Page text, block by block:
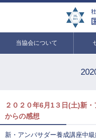
当協会について
２０２０年6月1３日(土)新
からの感想
新・アンバサダー養成講座中